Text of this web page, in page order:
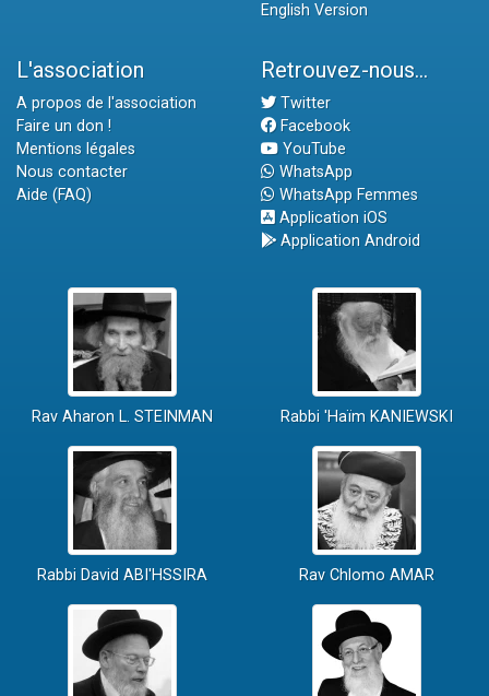
English Version
L'association
A propos de l'association
Faire un don !
Mentions légales
Nous contacter
Aide (FAQ)
Retrouvez-nous...
Twitter
Facebook
YouTube
WhatsApp
WhatsApp Femmes
Application iOS
Application Android
Rav Aharon L. STEINMAN Rabbi 'Haïm KANIEWSKI
Rabbi David ABI'HSSIRA Rav Chlomo AMAR